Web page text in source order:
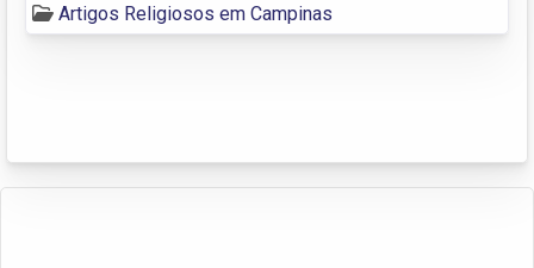
Artigos Religiosos em Campinas